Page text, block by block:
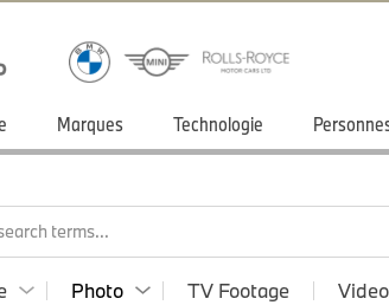
Marques Technologie
terms...
Photo TV Footage Video